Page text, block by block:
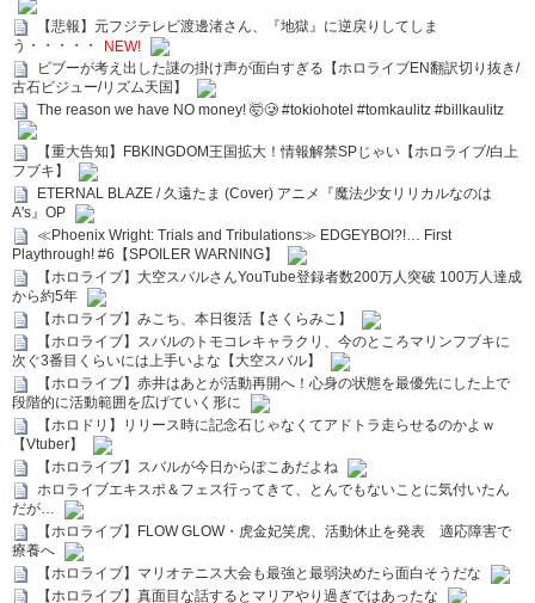
【悲報】元フジテレビ渡邊渚さん、『地獄』に逆戻りしてしま
う・・・・・
NEW!
ビブーが考え出した謎の掛け声が面白すぎる【ホロライブEN翻訳切り抜き/
古石ビジュー/リズム天国】
The reason we have NO money! 🤯🥲 #tokiohotel #tomkaulitz #billkaulitz
【重大告知】FBKINGDOM王国拡大！情報解禁SPじゃい【ホロライブ/白上
フブキ】
ETERNAL BLAZE / 久遠たま (Cover) アニメ『魔法少女リリカルなのは
A's』OP
≪Phoenix Wright: Trials and Tribulations≫ EDGEYBOI?!… First
Playthrough! #6【SPOILER WARNING】
【ホロライブ】大空スバルさんYouTube登録者数200万人突破 100万人達成
から約5年
【ホロライブ】みこち、本日復活【さくらみこ】
【ホロライブ】スバルのトモコレキャラクリ、今のところマリンフブキに
次ぐ3番目くらいには上手いよな【大空スバル】
【ホロライブ】赤井はあとが活動再開へ！心身の状態を最優先にした上で
段階的に活動範囲を広げていく形に
【ホロドリ】リリース時に記念石じゃなくてアドトラ走らせるのかよｗ
【Vtuber】
【ホロライブ】スバルが今日からぽこあだよね
ホロライブエキスポ＆フェス行ってきて、とんでもないことに気付いたん
だが…
【ホロライブ】FLOW GLOW・虎金妃笑虎、活動休止を発表 適応障害で
療養へ
【ホロライブ】マリオテニス大会も最強と最弱決めたら面白そうだな
【ホロライブ】真面目な話するとマリアやり過ぎではあったな